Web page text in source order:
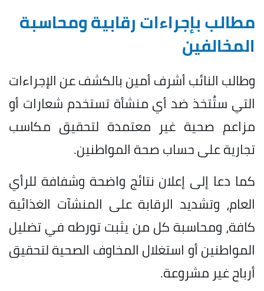
مطالب بإجراءات رقابية ومحاسبة
المخالفين
وطالب النائب أشرف أمين بالكشف عن الإجراءات
التي ستُتخذ ضد أي منشأة تستخدم شعارات أو
مزاعم صحية غير معتمدة لتحقيق مكاسب
تجارية على حساب صحة المواطنين.
كما دعا إلى إعلان نتائج واضحة وشفافة للرأي
العام، وتشديد الرقابة على المنشآت الغذائية
كافة، ومحاسبة كل من يثبت تورطه في تضليل
المواطنين أو استغلال المخاوف الصحية لتحقيق
أرباح غير مشروعة.